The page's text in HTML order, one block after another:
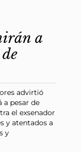
a
advirtió
a pesar de
el exsenador
y atentados a
y